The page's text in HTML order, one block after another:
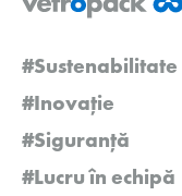
#Sustenabilitate
#Inovație
#Siguranță
#Lucru în echipă